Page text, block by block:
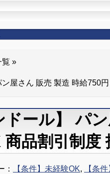
覧 »
ン屋さん 販売 製造 時給750
ドール】 パ
品割引制度
： 【条件】未経験OK, 【条